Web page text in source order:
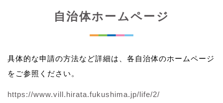
自治体ホームページ
具体的な申請の方法など詳細は、各自治体のホームページ
をご参照ください。
https://www.vill.hirata.fukushima.jp/life/2/